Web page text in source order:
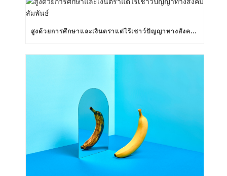
สูงด้วยการศึกษาและเงินตราแต่ไร้เชาว์ปัญญาทางสังคมสัมพันธ์